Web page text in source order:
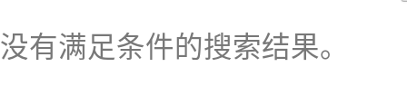
没有满足条件的搜索结果。